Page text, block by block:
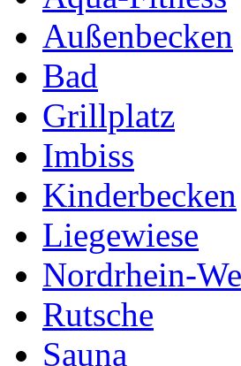
Außenbecken
Bad
Grillplatz
Imbiss
Kinderbecken
Liegewiese
Nordrhein-
Rutsche
Sauna